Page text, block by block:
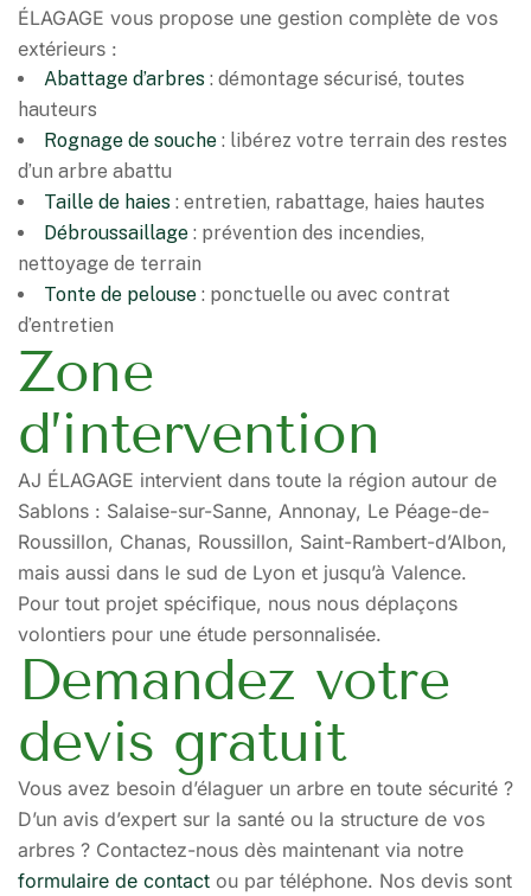
ÉLAGAGE vous propose une gestion complète de vos
extérieurs :
Abattage d’arbres : démontage sécurisé, toutes
hauteurs
Rognage de souche : libérez votre terrain des restes
d’un arbre abattu
Taille de haies : entretien, rabattage, haies hautes
Débroussaillage : prévention des incendies,
nettoyage de terrain
Tonte de pelouse : ponctuelle ou avec contrat
d’entretien
Zone
d’intervention
AJ ÉLAGAGE intervient dans toute la région autour de
Sablons : Salaise-sur-Sanne, Annonay, Le Péage-de-
Roussillon, Chanas, Roussillon, Saint-Rambert-d’Albon,
mais aussi dans le sud de Lyon et jusqu’à Valence.
Pour tout projet spécifique, nous nous déplaçons
volontiers pour une étude personnalisée.
Demandez votre
devis gratuit
Vous avez besoin d’élaguer un arbre en toute sécurité ?
D’un avis d’expert sur la santé ou la structure de vos
arbres ? Contactez-nous dès maintenant via notre
formulaire de contact ou par téléphone. Nos devis sont